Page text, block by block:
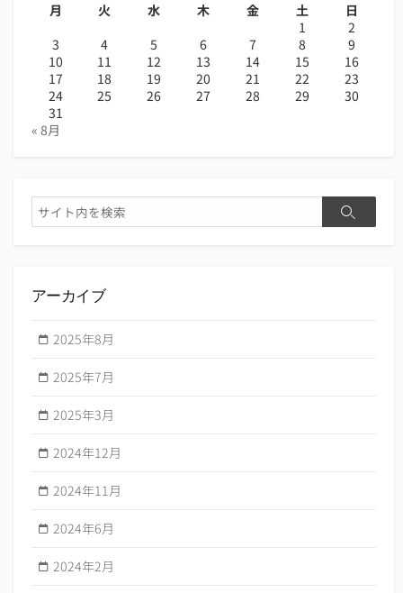
月
火 水 木 金 土
日
1
2
3
4 5 6 7 8
9
10
11 12 13 14 15
16
17
18 19 20 21 22
23
24
25 26 27 28 29
30
31
« 8月
検
索
検
アーカイブ
2025年8月
2025年7月
2025年3月
2024年12月
2024年11月
2024年6月
2024年2月